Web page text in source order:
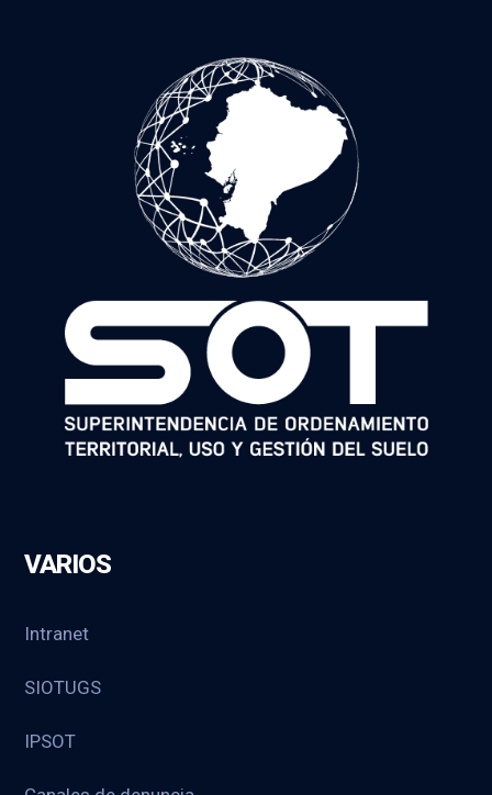
VARIOS
Intranet
SIOTUGS
IPSOT